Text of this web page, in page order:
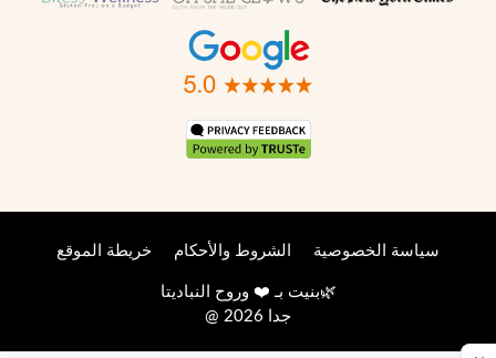
خريطة الموقع الشروط والأحكام سياسة الخصوصية
بنيت بـ ❤️ وروح النباديتا
🌿
@ 2026 جدا